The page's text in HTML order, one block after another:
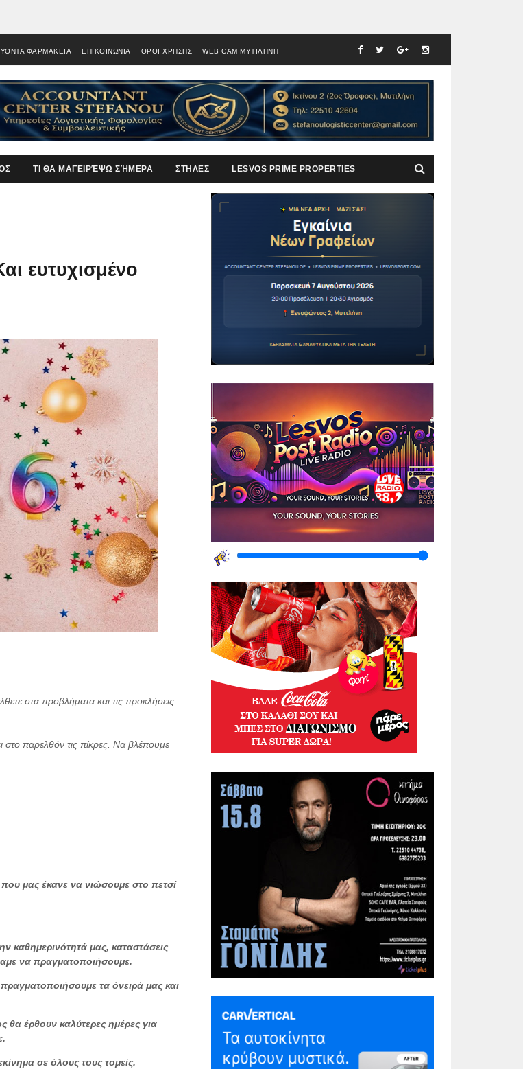
ΦΑΡΜΑΚΕΙΑ ΕΠΙΚΟΙΝΩΝΙΑ ΟΡΟΙ ΧΡΗΣΗΣ WEB CAM ΜΥΤΙΛΗΝΗ
ΤΙ ΘΑ ΜΑΓΕΙΡΈΨΩ ΣΉΜΕΡΑ ΣΤΗΛΕΣ LESVOS PRIME PROPERTIES
ευτυχισμένο
στα προβλήματα και τις προκλήσεις
στο παρελθόν τις πίκρες. Να βλέπουμε
μας έκανε να νιώσουμε στο πετσί
καθημερινότητά μας, καταστάσεις
να πραγματοποιήσουμε.
τα όνειρά μας και
θα έρθουν καλύτερες ημέρες για
σε όλους τους τομείς.